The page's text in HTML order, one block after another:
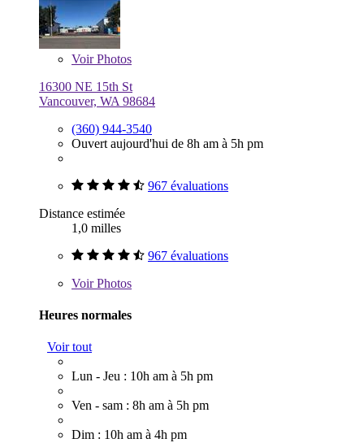
VoirPhotos
16300 NE 15th St
Vancouver, WA 98684
(360) 944-3540
Ouvert aujourd'hui de 8h am à 5h pm
967 évaluations
Distance estimée
1,0 milles
967 évaluations
VoirPhotos
Heures normales
Voir tout
Lun - Jeu : 10h am à 5h pm
Ven - sam : 8h am à 5h pm
Dim : 10h am à 4h pm